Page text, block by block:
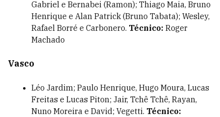
Gabriel e Bernabei (Ramon); Thiago Maia, Bruno
Henrique e Alan Patrick (Bruno Tabata); Wesley,
Rafael Borré e Carbonero. Técnico: Roger
Machado
Vasco
Léo Jardim; Paulo Henrique, Hugo Moura, Lucas
Freitas e Lucas Piton; Jair, Tchê Tchê, Rayan,
Nuno Moreira e David; Vegetti. Técnico: